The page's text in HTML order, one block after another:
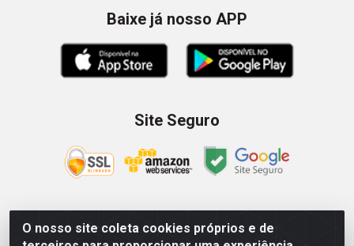
O nosso site coleta cookies próprios e de
Baixe já nosso APP
Site Seguro
Zein Importação e Comércio LTDA - Av. Senador Queiróz, 274